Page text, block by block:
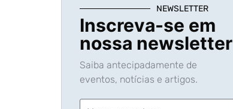
NEWSLETTER
Inscreva-se em
nossa newsletter
Saiba antecipadamente de
eventos, notícias e artigos.